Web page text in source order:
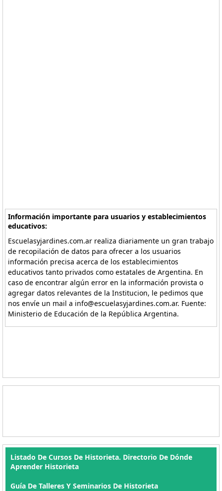
Información importante para usuarios y establecimientos
educativos:
Escuelasyjardines.com.ar realiza diariamente un gran trabajo
de recopilación de datos para ofrecer a los usuarios
información precisa acerca de los establecimientos
educativos tanto privados como estatales de Argentina. En
caso de encontrar algún error en la información provista o
agregar datos relevantes de la Institucion, le pedimos que
nos envíe un mail a info@escuelasyjardines.com.ar. Fuente:
Ministerio de Educación de la República Argentina.
Listado De Cursos De Historieta. Directorio De Dónde
Aprender Historieta
Guía De Talleres Y Seminarios De Historieta